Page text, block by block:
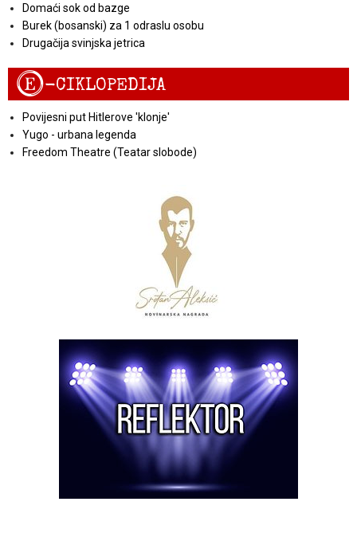
Domaći sok od bazge
Burek (bosanski) za 1 odraslu osobu
Drugačija svinjska jetrica
E-CIKLOPEDIJA
Povijesni put Hitlerove 'klonje'
Yugo - urbana legenda
Freedom Theatre (Teatar slobode)